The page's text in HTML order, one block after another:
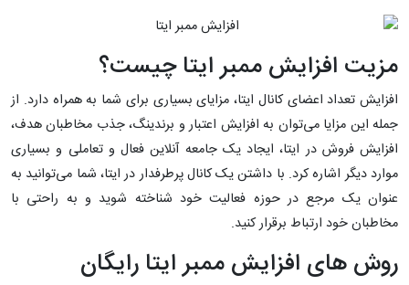
مزیت افزایش ممبر ایتا چیست؟
افزایش تعداد اعضای کانال ایتا، مزایای بسیاری برای شما به همراه دارد. از
جمله این مزایا می‌توان به افزایش اعتبار و برندینگ، جذب مخاطبان هدف،
افزایش فروش در ایتا، ایجاد یک جامعه آنلاین فعال و تعاملی و بسیاری
موارد دیگر اشاره کرد. با داشتن یک کانال پرطرفدار در ایتا، شما می‌توانید به
عنوان یک مرجع در حوزه فعالیت خود شناخته شوید و به راحتی با
مخاطبان خود ارتباط برقرار کنید.
روش های افزایش ممبر ایتا رایگان